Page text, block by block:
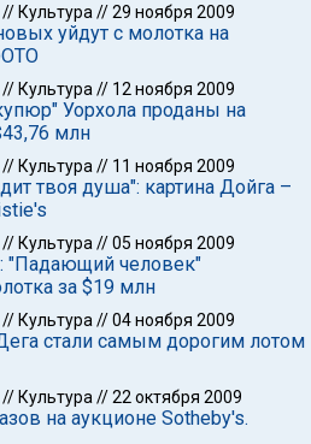
// Культура //29 ноября 2009
уйдут с молотка на
// Культура // 12 ноября 2009
Уорхола проданы на
млн
// Культура // 11 ноября 2009
твоя душа": картина Дойга –
// Культура //05 ноября 2009
"Падающий человек"
за $19 млн
// Культура //04 ноября 2009
стали самым дорогим лотом
// Культура //22 октября 2009
на аукционе Sotheby's.